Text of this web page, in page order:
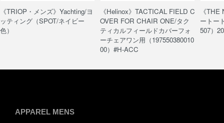
《TRIOP・メンズ》Yachting/ヨ
ッティング（SPOT/ネイビー
色）
《Helinox》TACTICAL FIELD C
OVER FOR CHAIR ONE/タク
ティカルフィールドカバーフォ
ーチェアワン用（197550380010
00）#H-ACC
《
ートー
507）
APPAREL MENS